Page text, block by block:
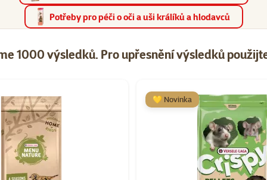
Potřeby pro péči o oči a uši králíků a hlodavců
1000 výsledků. Pro upřesnění výsledků
💛 Novinka